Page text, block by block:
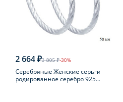
2 664 ₽3 805 ₽-30%
Серебряные Женские серьги
родированное серебро 925